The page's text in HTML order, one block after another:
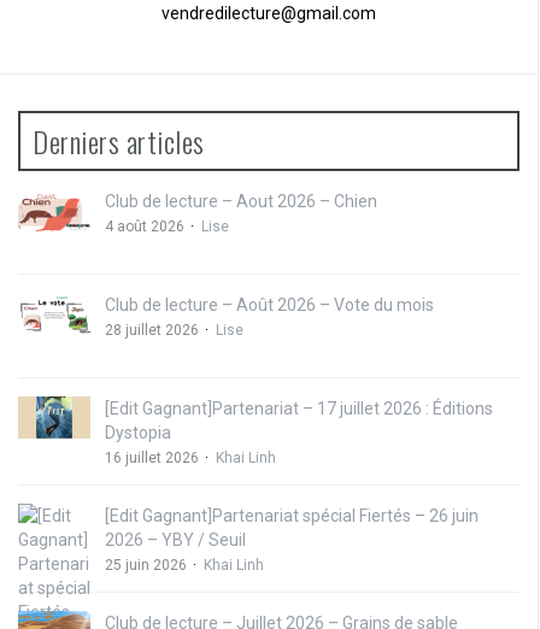
vendredilecture@gmail.com
Derniers articles
Club de lecture – Aout 2026 – Chien
4 août 2026 Lise
Club de lecture – Août 2026 – Vote du mois
28 juillet 2026 Lise
[Edit Gagnant]Partenariat – 17 juillet 2026 : Éditions
Dystopia
16 juillet 2026 Khai Linh
[Edit Gagnant]Partenariat spécial Fiertés – 26 juin
2026 – YBY / Seuil
25 juin 2026 Khai Linh
Club de lecture – Juillet 2026 – Grains de sable